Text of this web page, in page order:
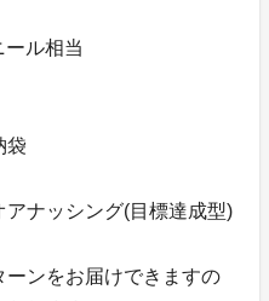
ル相当
袋
ナッシング(目標達成型)
ーンをお届けできますの